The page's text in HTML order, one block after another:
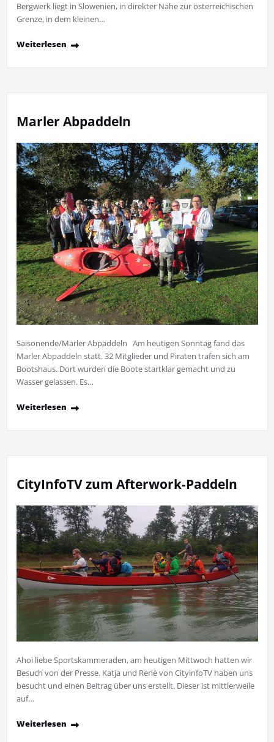
Bergwerk liegt in Slowenien, in direkter Nähe zur österreichischen
Grenze, in dem kleinen…
Weiterlesen
Marler Abpaddeln
Saisonende/Marler Abpaddeln Am heutigen Sonntag fand das
Marler Abpaddeln statt. 32 Mitglieder und Piraten trafen sich am
Bootshaus. Dort wurden die Boote startklar gemacht und zu
Wasser gelassen. Es…
Weiterlesen
CityInfoTV zum Afterwork-Paddeln
Ahoi liebe Sportskammeraden, am heutigen Mittwoch hatten wir
Besuch von der Presse. Katja und Renè von CityinfoTV haben uns
besucht und einen Beitrag über uns erstellt. Dieser ist mittlerweile
auf…
Weiterlesen